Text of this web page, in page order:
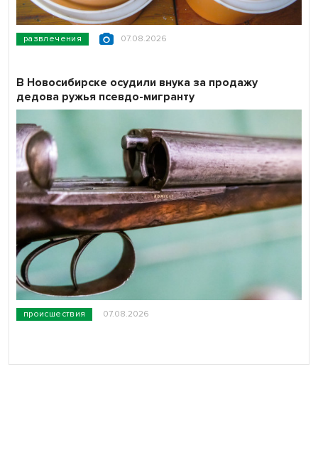
развлечения 07.08.2026
происшествия 07.08.2026
В Новосибирске осудили внука за продажу
дедова ружья псевдо-мигранту